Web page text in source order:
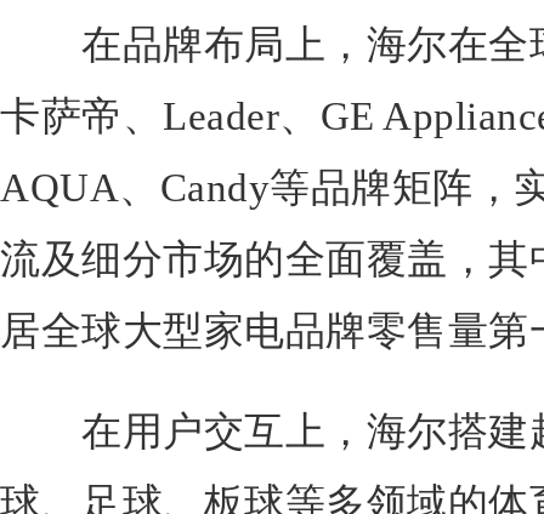
在品牌布局上，海尔在全
卡萨帝、Leader、GE
AQUA、Candy等品牌矩阵，
流及细分市场的全面覆盖，
居全球大型家电品牌零售量第
在用户交互上，海尔搭建
球、足球、板球等多领域的